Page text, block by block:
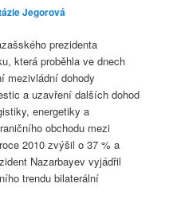
Jegorová
prezidenta
která proběhla ve dnech
mezivládní dohody
a uzavření dalších dohod
energetiky a
obchodu mezi
2010 zvýšil o 37 % a
Nazarbayev vyjádřil
trendu bilaterální